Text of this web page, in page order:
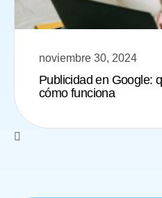
noviembre 30, 2024
Publicidad en Google:
cómo funciona